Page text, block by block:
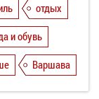
отдых
и обувь
Варшава